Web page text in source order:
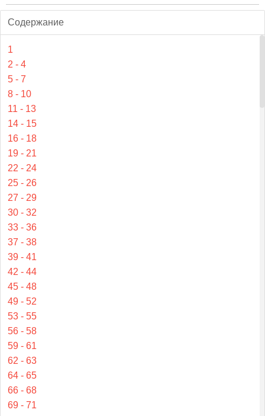
Содержание
1
2 - 4
5 - 7
8 - 10
11 - 13
14 - 15
16 - 18
19 - 21
22 - 24
25 - 26
27 - 29
30 - 32
33 - 36
37 - 38
39 - 41
42 - 44
45 - 48
49 - 52
53 - 55
56 - 58
59 - 61
62 - 63
64 - 65
66 - 68
69 - 71